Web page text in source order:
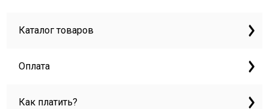
Каталог товаров
Оплата
Как платить?